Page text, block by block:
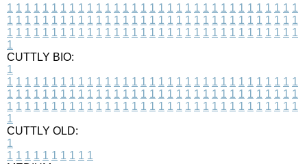
1 1 1 1 1 1 1 1 1 1 1 1 1 1 1 1 1 1 1 1 1 1 1 1 1 1 1 1 1 1 1 1 1
1 1 1 1 1 1 1 1 1 1 1 1 1 1 1 1 1 1 1 1 1 1 1 1 1 1 1 1 1 1 1 1 1
1 1 1 1 1 1 1 1 1 1 1 1 1 1 1 1 1 1 1 1 1 1 1 1 1 1 1 1 1 1 1 1 1
1
CUTTLY BIO:
1
1 1 1 1 1 1 1 1 1 1 1 1 1 1 1 1 1 1 1 1 1 1 1 1 1 1 1 1 1 1 1 1 1
1 1 1 1 1 1 1 1 1 1 1 1 1 1 1 1 1 1 1 1 1 1 1 1 1 1 1 1 1 1 1 1 1
1 1 1 1 1 1 1 1 1 1 1 1 1 1 1 1 1 1 1 1 1 1 1 1 1 1 1 1 1 1 1 1 1
1
CUTTLY OLD:
1
1 1 1 1 1 1 1 1 1 1